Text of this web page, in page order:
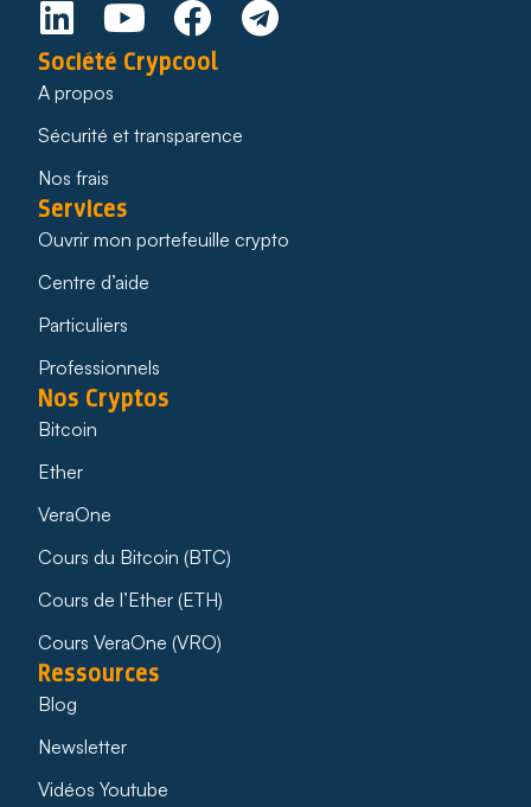
Société Crypcool
A propos
Sécurité et transparence
Nos frais
Services
Ouvrir mon portefeuille crypto
Centre d’aide
Particuliers
Professionnels
Nos Cryptos
Bitcoin
Ether
VeraOne
Cours du Bitcoin (BTC)
Cours de l’Ether (ETH)
Cours VeraOne (VRO)
Ressources
Blog
Newsletter
Vidéos Youtube